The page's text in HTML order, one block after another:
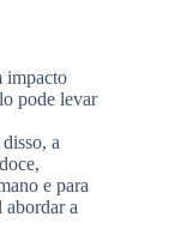
impacto
pode levar
a
e para
abordar a